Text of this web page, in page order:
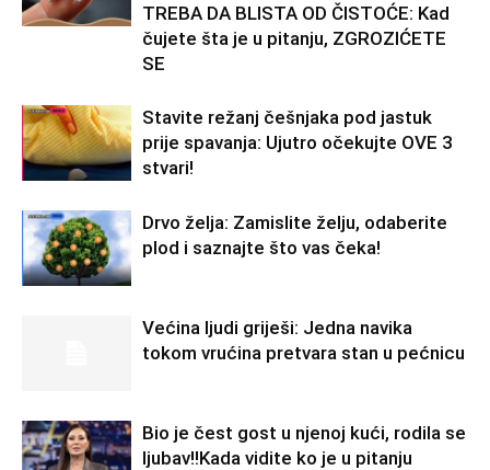
TREBA DA BLISTA OD ČISTOĆE: Kad
čujete šta je u pitanju, ZGROZIĆETE
SE
Stavite režanj češnjaka pod jastuk
prije spavanja: Ujutro očekujte OVE 3
stvari!
Drvo želja: Zamislite želju, odaberite
plod i saznajte što vas čeka!
Većina ljudi griješi: Jedna navika
tokom vrućina pretvara stan u pećnicu
Bio je čest gost u njenoj kući, rodila se
ljubav!!Kada vidite ko je u pitanju